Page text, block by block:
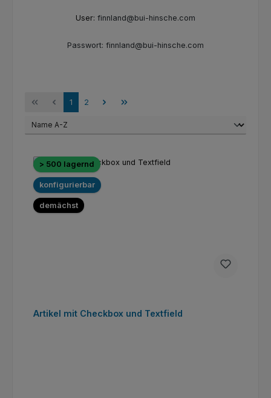
User: finnland@bui-hinsche.com
Passwort: finnland@bui-hinsche.com
Seite
1 Seite
2
> 500 lagernd
konfigurierbar
demächst
Artikel mit Checkbox und Textfield